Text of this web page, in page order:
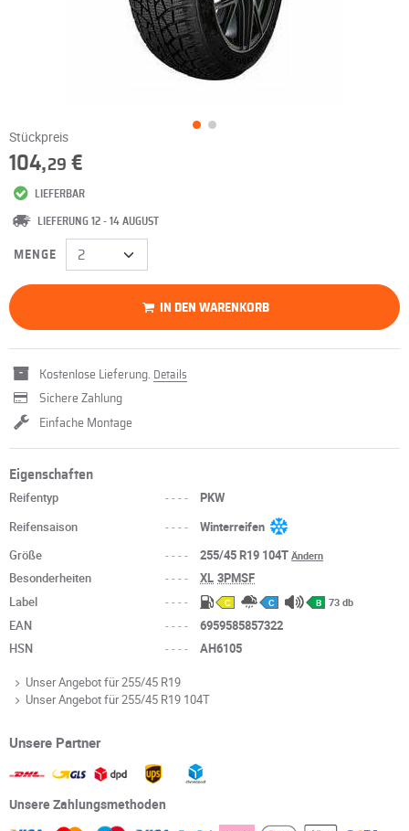
Stückpreis
104,29 €
LIEFERBAR
LIEFERUNG 12 - 14 AUGUST
MENGE
IN DEN WARENKORB
Kostenlose Lieferung. Details
Sichere Zahlung
Einfache Montage
Eigenschaften
Reifentyp ----
PKW
Reifensaison
----
Winterreifen
Größe
---- 255/45 R19 104TÄndern
Besonderheiten ---- XL 3PMSF
Label
---- C C B 73 db
EAN ----
6959585857322
HSN
---- AH6105
Unser Angebot für 255/45 R19
Unser Angebot für 255/45 R19 104T
Unsere Partner
Unsere Zahlungsmethoden